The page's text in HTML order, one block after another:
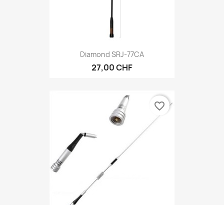
Diamond SRJ-77CA
27,00 CHF
favorite_border